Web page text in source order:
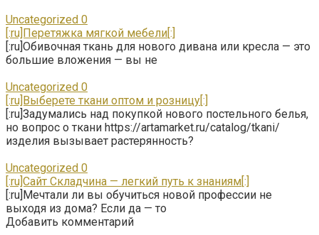
Uncategorized 0
[:ru]Перетяжка мягкой мебели[:]
[:ru]Обивочная ткань для нового дивана или кресла — это
большие вложения — вы не
Uncategorized 0
[:ru]Выберете ткани оптом и розницу[:]
[:ru]Задумались над покупкой нового постельного белья,
но вопрос о ткани https://artamarket.ru/catalog/tkani/
изделия вызывает растерянность?
Uncategorized 0
[:ru]Сайт Складчина — легкий путь к знаниям[:]
[:ru]Мечтали ли вы обучиться новой профессии не
выходя из дома? Если да — то
Добавить комментарий